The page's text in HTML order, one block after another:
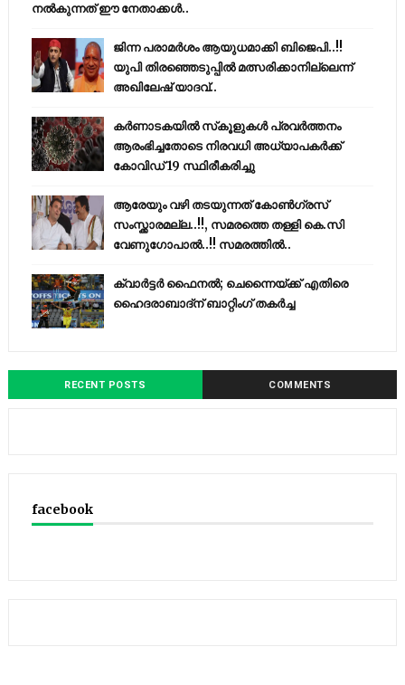
നൽകുന്നത് ഈ നേതാക്കൾ..
ജിന്ന പരാമര്‍ശം ആയുധമാക്കി ബിജെപി..!!
യുപി തിരഞ്ഞെടുപ്പില്‍ മത്സരിക്കാനില്ലെന്ന്
അഖിലേഷ് യാദവ്..
കര്‍ണാടകയില്‍ സ്‌കൂളുകള്‍ പ്രവര്‍ത്തനം
ആരംഭിച്ചതോടെ നിരവധി അധ്യാപകര്‍ക്ക്
കോവിഡ് 19 സ്ഥിരീകരിച്ചു
ആരേയും വഴി തടയുന്നത് കോണ്‍ഗ്രസ്
സംസ്ക്കാരമല്ല..!!, സമരത്തെ തള്ളി കെ.സി
വേണുഗോപാൽ..!! സമരത്തിൽ..
ക്വാർട്ടർ ഫൈനൽ; ചെന്നൈയ്ക്ക് എതിരെ
ഹൈദരാബാദ്ന് ബാറ്റിംഗ് തകർച്ച
RECENT POSTS COMMENTS
facebook